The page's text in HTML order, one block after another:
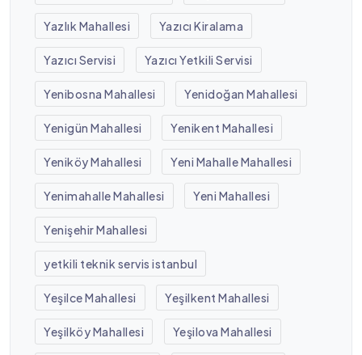
Yazlık Mahallesi Yazıcı Kiralama
Yazıcı Servisi Yazıcı Yetkili Servisi
Yenibosna Mahallesi Yenidoğan Mahallesi
Yenigün Mahallesi Yenikent Mahallesi
Yeniköy Mahallesi Yeni Mahalle Mahallesi
Yenimahalle Mahallesi Yeni Mahallesi
Yenişehir Mahallesi
yetkili teknik servis istanbul
Yeşilce Mahallesi Yeşilkent Mahallesi
Yeşilköy Mahallesi Yeşilova Mahallesi